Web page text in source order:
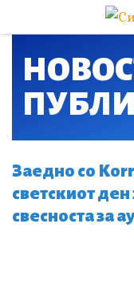
Заедно со
светскиот
свесноста за